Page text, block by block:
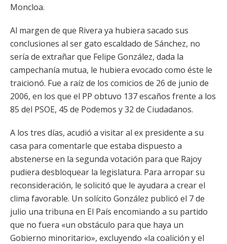
Moncloa.
Al margen de que Rivera ya hubiera sacado sus
conclusiones al ser gato escaldado de Sánchez, no
sería de extrañar que Felipe González, dada la
campechanía mutua, le hubiera evocado como éste le
traicionó. Fue a raíz de los comicios de 26 de junio de
2006, en los que el PP obtuvo 137 escaños frente a los
85 del PSOE, 45 de Podemos y 32 de Ciudadanos.
A los tres días, acudió a visitar al ex presidente a su
casa para comentarle que estaba dispuesto a
abstenerse en la segunda votación para que Rajoy
pudiera desbloquear la legislatura. Para arropar su
reconsideración, le solicitó que le ayudara a crear el
clima favorable. Un solícito González publicó el 7 de
julio una tribuna en El País encomiando a su partido
que no fuera «un obstáculo para que haya un
Gobierno minoritario», excluyendo «la coalición y el